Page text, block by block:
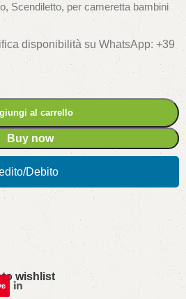
Scendiletto, per cameretta bambini
disponibilità su WhatsApp: +39
al carrello
Buy now
Debito
wishlist